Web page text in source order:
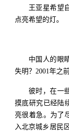
王亚星希望
点亮希望的灯。
中国人的眼
失明？2001年之
彼时，在一
摸底研究已经陆
亮很着急。为了
入北京城乡居民